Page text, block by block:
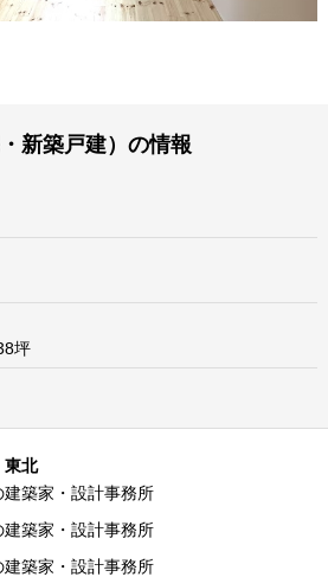
新築戸建）の情報
坪
東北
建築家・設計事務所
建築家・設計事務所
建築家・設計事務所